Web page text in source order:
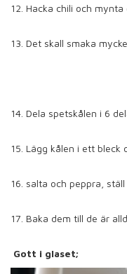
12. Hacka chili och
13. Det skall smaka
14. Dela spetskålen i 6
15. Lägg kålen i ett
16. salta och peppra,
17. Baka dem till de är
Gott i glaset;